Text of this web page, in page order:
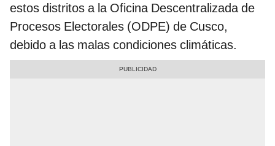
estos distritos a la Oficina Descentralizada de
Procesos Electorales (ODPE) de Cusco,
debido a las malas condiciones climáticas.